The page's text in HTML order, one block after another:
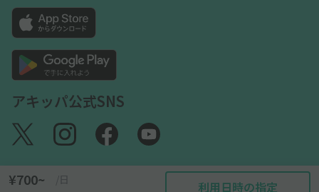
¥700~
/日
利用日時の指定
アキッパ公式SNS
©akippa Inc. All Rights Reserved.